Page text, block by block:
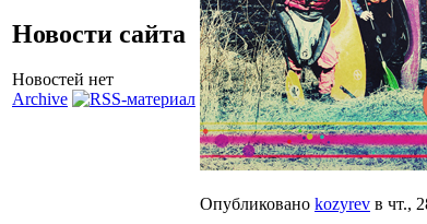
Новости сайта
Новостей нет
Archive
Опубликовано kozyrev в чт.,